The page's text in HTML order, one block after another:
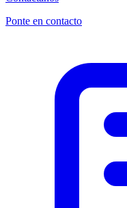
Ponte en contacto